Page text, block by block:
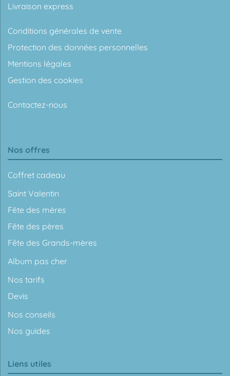
Livraison express
Conditions générales de vente
Protection des données personnelles
Mentions légales
Gestion des cookies
Contactez-nous
Nos offres
Coffret cadeau
Saint Valentin
Fête des mères
Fête des pères
Fête des Grands-mères
Album pas cher
Nos tarifs
Devis
Nos conseils
Nos guides
Liens utiles